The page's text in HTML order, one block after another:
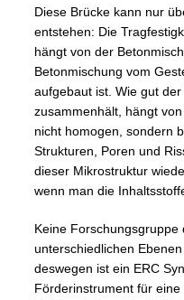
Diese Brücke kann nur
entstehen: Die
hängt von der
Betonmischung vom
aufgebaut ist. Wie gut
zusammenhält, hängt
nicht homogen, sondern
Strukturen, Poren und
dieser Mikrostruktur
wenn man die
Keine Forschungsgruppe
unterschiedlichen
deswegen ist ein ERC
Förderinstrument für